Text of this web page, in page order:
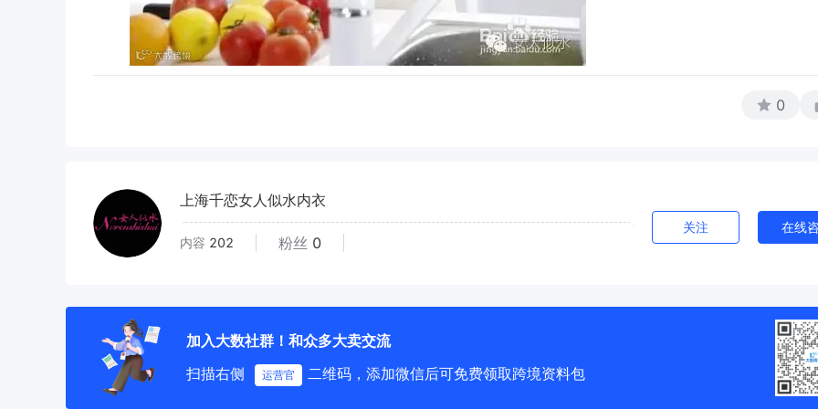
0
上海千恋女人似水内衣
内容 202 粉丝 0
关注 在线
加入大数社群！和众多大卖交流
扫描右侧
运营官 二维码，添加微信后可免费领取跨境资料包